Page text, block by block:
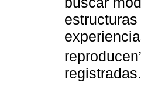
registradas.